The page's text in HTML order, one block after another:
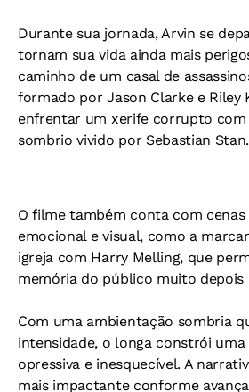
Durante sua jornada, Arvin se
tornam sua vida ainda mais
caminho de um casal de
formado por Jason Clarke e Riley
enfrentar um xerife corrupto com
sombrio vivido por Sebastian Stan.
O filme também conta com
emocional e visual, como a
igreja com Harry Melling, que
memória do público muito depois
Com uma ambientação sombria
intensidade, o longa constrói uma
opressiva e inesquecível. A
mais impactante conforme